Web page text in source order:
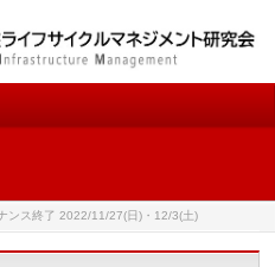
ンス終了 2022/11/27(日)・12/3(土)